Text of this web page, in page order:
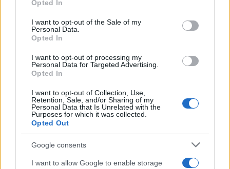
use your data for below specified purposes in below Google
consent section.
Opted In
I want to opt-out of the Sale of my
Personal Data.
Opted In
I want to opt-out of processing my
Personal Data for Targeted Advertising.
Opted In
I want to opt-out of Collection, Use,
Retention, Sale, and/or Sharing of my
Personal Data that Is Unrelated with the
Purposes for which it was collected.
Opted Out
Google consents
I want to allow Google to enable storage
NEWS
El Brent cae un 8.3% y arrastra a las materias primas
Lucía Herrera · 7 Ago 2026